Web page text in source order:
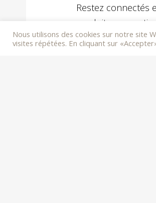
Restez connectés
produits,
Nous utilisons des cookies sur notre site
visites répétées. En cliquant sur